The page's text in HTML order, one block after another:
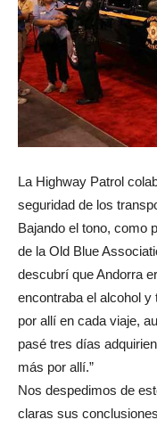
La Highway Patrol
seguridad de los
Bajando el tono, como
de la Old Blue
descubrí que Andorra
encontraba el alcohol
por allí en cada viaje,
pasé tres días
más por allí.”
Nos despedimos de
claras sus